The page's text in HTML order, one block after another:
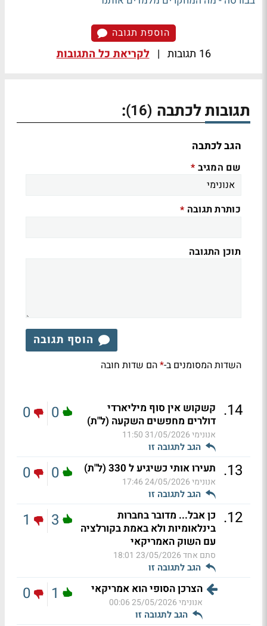
הוספת תגובה
16 תגובות | לקריאת כל התגובות
תגובות לכתבה (16)
:
הגב לכתבה
שם המגיב *
כותרת תגובה *
תוכן התגובה
הוסף תגובה
השדות המסומנים ב-*הם שדות חובה
14
. קשקוש אין סוף מיליארדי
דולרים מחפשים השקעה (ל"ת)
אנונימי31/05/2026 11:50
הגב לתגובה זו
0
0
13
. תעירו אותי כשיגיע ל 330 (ל"ת)
אנונימי24/05/2026 17:46
הגב לתגובה זו
0
0
12
. כן אבל... מדובר בחברות
בינלאומיות ולא באמת בקורלציה
עם השוק האמריקאי
סתם אחד23/05/2026 18:01
הגב לתגובה זו
3
1
הצרכן הסופי הוא אמריקאי
אנונימי25/05/2026 00:06
הגב לתגובה זו
1
0